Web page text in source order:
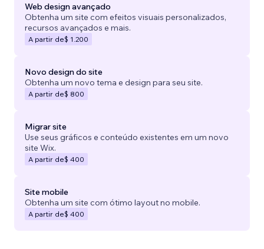
Web design avançado
Obtenha um site com efeitos visuais personalizados,
recursos avançados e mais.
A partir de$ 1.200
Novo design do site
Obtenha um novo tema e design para seu site.
A partir de$ 800
Migrar site
Use seus gráficos e conteúdo existentes em um novo
site Wix.
A partir de$ 400
Site mobile
Obtenha um site com ótimo layout no mobile.
A partir de$ 400